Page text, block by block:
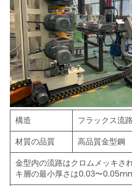
構造
フラックス流
材質の品質
高品質金型鋼
金型内の流路はクロムメッキさ
キ層の最小厚さは0.03〜